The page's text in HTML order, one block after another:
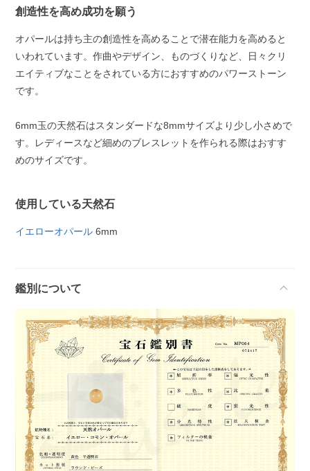
創造性を高め成功を願う
オパールは持ち主の創造性を高めることで潜在能力を高めると
いわれています。作曲やデザイン、ものづくりなど、日々クリ
エイティブなことをされている方におすすめのパワーストーン
です。
6mm玉の天然石はスタンダードな8mmサイズより少し小さめで
す。レディースなど細めのブレスレットを作られる際はおすす
めのサイズです。
使用している天然石
イエローオパール 6mm
鑑別について